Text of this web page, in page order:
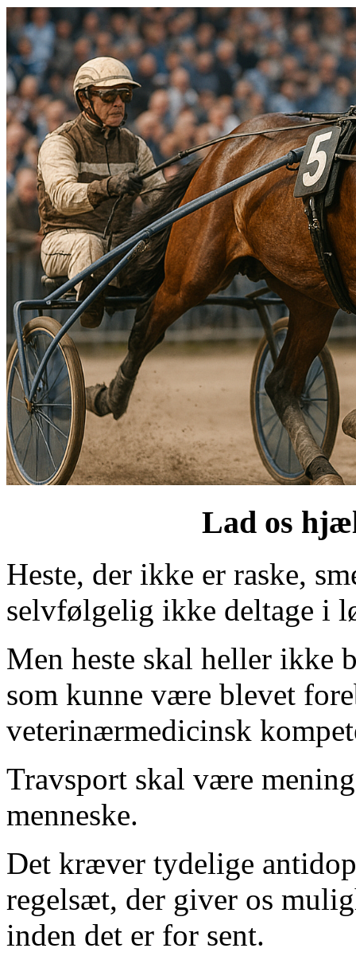
Lad os
Heste, der ikke er raske,
selvfølgelig ikke deltage i
Men heste skal heller ikke
som kunne være blevet
veterinærmedicinsk
Travsport skal være
menneske.
Det kræver tydelige
regelsæt, der giver os
inden det er for sent.